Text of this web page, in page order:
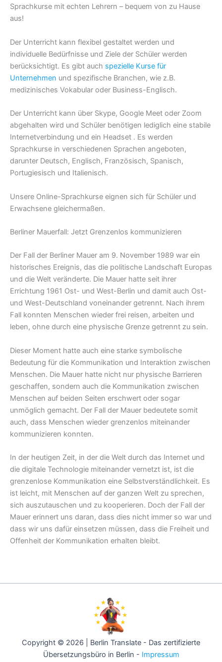
Sprachkurse mit echten Lehrern – bequem von zu Hause
aus!
Der Unterricht kann flexibel gestaltet werden und
individuelle Bedürfnisse und Ziele der Schüler werden
berücksichtigt. Es gibt auch spezielle Kurse für
Unternehmen und spezifische Branchen, wie z.B.
medizinisches Vokabular oder Business-Englisch.
Der Unterricht kann über Skype, Google Meet oder Zoom
abgehalten wird und Schüler benötigen lediglich eine stabile
Internetverbindung und ein Headset . Es werden
Sprachkurse in verschiedenen Sprachen angeboten,
darunter Deutsch, Englisch, Französisch, Spanisch,
Portugiesisch und Italienisch.
Unsere Online-Sprachkurse eignen sich für Schüler und
Erwachsene gleichermaßen.
Berliner Mauerfall: Jetzt Grenzenlos kommunizieren
Der Fall der Berliner Mauer am 9. November 1989 war ein
historisches Ereignis, das die politische Landschaft Europas
und die Welt veränderte. Die Mauer hatte seit ihrer
Errichtung 1961 Ost- und West-Berlin und damit auch Ost-
und West-Deutschland voneinander getrennt. Nach ihrem
Fall konnten Menschen wieder frei reisen, arbeiten und
leben, ohne durch eine physische Grenze getrennt zu sein.
Dieser Moment hatte auch eine starke symbolische
Bedeutung für die Kommunikation und Interaktion zwischen
Menschen. Die Mauer hatte nicht nur physische Barrieren
geschaffen, sondern auch die Kommunikation zwischen
Menschen auf beiden Seiten erschwert oder sogar
unmöglich gemacht. Der Fall der Mauer bedeutete somit
auch, dass Menschen wieder grenzenlos miteinander
kommunizieren konnten.
In der heutigen Zeit, in der die Welt durch das Internet und
die digitale Technologie miteinander vernetzt ist, ist die
grenzenlose Kommunikation eine Selbstverständlichkeit. Es
ist leicht, mit Menschen auf der ganzen Welt zu sprechen,
sich auszutauschen und zu kooperieren. Doch der Fall der
Mauer erinnert uns daran, dass dies nicht immer so war und
dass wir uns dafür einsetzen müssen, dass die Freiheit und
Offenheit der Kommunikation erhalten bleibt.
Copyright © 2026 | Berlin Translate - Das zertifizierte
Übersetzungsbüro in Berlin - Impressum